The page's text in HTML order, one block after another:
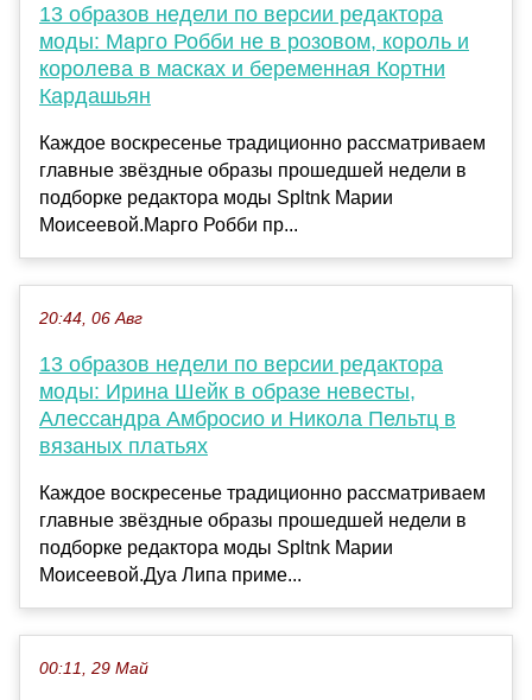
13 образов недели по версии редактора
моды: Марго Робби не в розовом, король и
королева в масках и беременная Кортни
Кардашьян
Каждое воскресенье традиционно рассматриваем
главные звёздные образы прошедшей недели в
подборке редактора моды Spltnk Марии
Моисеевой.Марго Робби пр...
20:44, 06 Авг
13 образов недели по версии редактора
моды: Ирина Шейк в образе невесты,
Алессандра Амбросио и Никола Пельтц в
вязаных платьях
Каждое воскресенье традиционно рассматриваем
главные звёздные образы прошедшей недели в
подборке редактора моды Spltnk Марии
Моисеевой.Дуа Липа приме...
00:11, 29 Май